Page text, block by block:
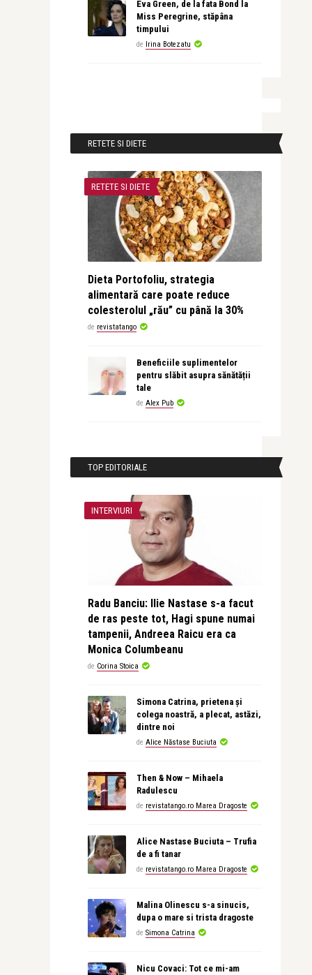
Eva Green, de la fata Bond la
Miss Peregrine, stăpâna
timpului
de Irina Botezatu
RETETE SI DIETE
RETETE SI DIETE
Dieta Portofoliu, strategia
alimentară care poate reduce
colesterolul „rău” cu până la 30%
de revistatango
Beneficiile suplimentelor
pentru slăbit asupra sănătății
tale
de Alex Pub
TOP EDITORIALE
INTERVIURI
Radu Banciu: Ilie Nastase s-a facut
de ras peste tot, Hagi spune numai
tampenii, Andreea Raicu era ca
Monica Columbeanu
de Corina Stoica
Simona Catrina, prietena și
colega noastră, a plecat, astăzi,
dintre noi
de Alice Năstase Buciuta
Then & Now – Mihaela
Radulescu
de revistatango.ro Marea Dragoste
Alice Nastase Buciuta – Trufia
de a fi tanar
de revistatango.ro Marea Dragoste
Malina Olinescu s-a sinucis,
dupa o mare si trista dragoste
de Simona Catrina
Nicu Covaci: Tot ce mi-am